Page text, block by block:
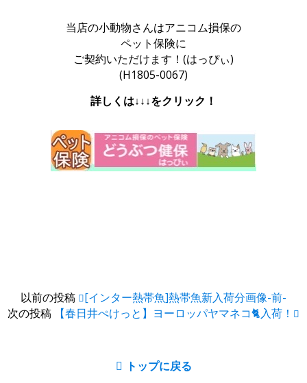
当店の小動物さんはアニコム損保の
ペット保険に
ご契約いただけます！(はっぴぃ)
(H1805-0067)
詳しくは↓↓↓をクリック！
以前の投稿
[インター熱帯魚]熱帯魚新入荷分画像-前-
次の投稿
【春日井ぺけっと】ヨーロッパヤマネコ🐈入荷！
トップに戻る